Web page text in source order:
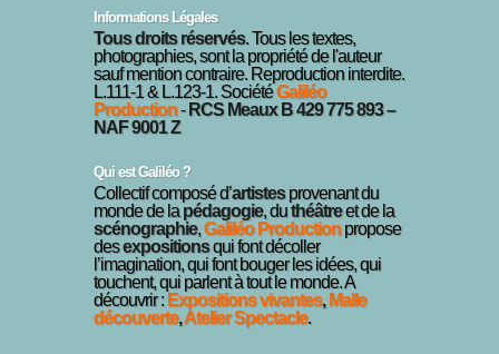
Informations Légales
Tous droits réservés. Tous les textes,
photographies, sont la propriété de l'auteur
sauf mention contraire. Reproduction interdite.
L.111-1 & L.123-1. SociétéGaliléo
Production- RCS Meaux B 429 775 893 –
NAF 9001 Z
Qui est Galiléo ?
Collectif composé d’artistesprovenant du
monde de lapédagogie, duthéâtreet de la
scénographie,Galiléo Productionpropose
desexpositionsqui font décoller
l’imagination, qui font bouger les idées, qui
touchent, qui parlent à tout le monde. A
découvrir : Expositions vivantes, Malle
découverte,Atelier Spectacle.